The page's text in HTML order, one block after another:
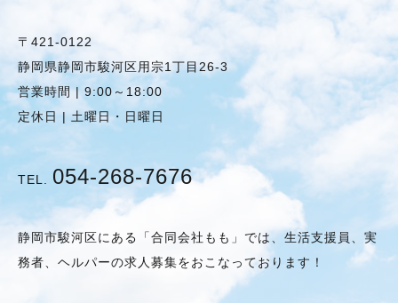
〒421-0122
静岡県静岡市駿河区用宗1丁目26-3
営業時間 | 9:00～18:00
定休日 | 土曜日・日曜日
TEL. 054-268-7676
静岡市駿河区にある「合同会社もも」では、生活支援員、実
務者、ヘルパーの求人募集をおこなっております！